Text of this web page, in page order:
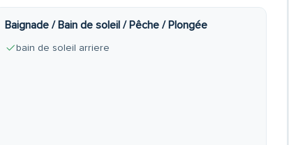
BENETEAU FLYER, OPEN, PACIFIC
CAST 22550 MATIGNON
JEANNEAU HONDA HIGHFIELD
Baignade / Bain de soleil / Pêche / Plongée
bain de soleil arriere